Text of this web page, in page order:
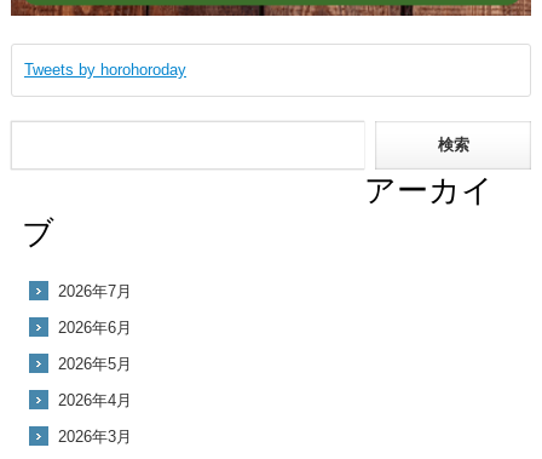
Tweets by horohoroday
アーカイ
ブ
2026年7月
2026年6月
2026年5月
2026年4月
2026年3月